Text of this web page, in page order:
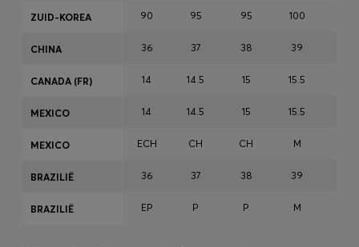
90 95 95 100
36 37 38 39
14 14.5 15 15.5
14 14.5 15 15.5
ECH CH CH M
36 37 38 39
EP P P M
ZUID-KOREA
CHINA
CANADA (FR)
MEXICO
MEXICO
BRAZILIЁ
BRAZILIЁ